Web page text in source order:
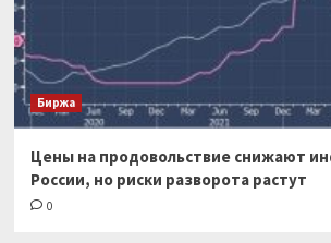
Биржа
Цены на продовольствие снижают
России, но риски разворота растут
0